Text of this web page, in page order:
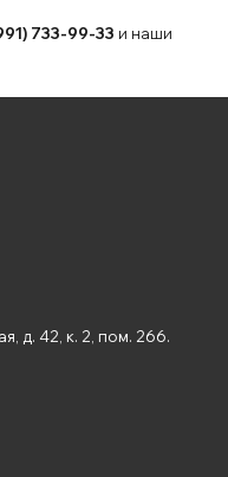
733-99-33 и наши
д. 42, к. 2, пом. 266.